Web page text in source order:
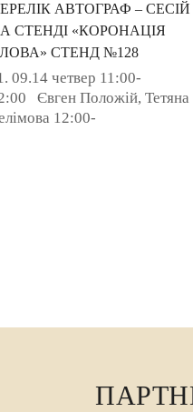
АВТОГРАФ – СЕСІЙ
СТЕНДІ «КОРОНАЦІЯ
СТЕНД №128
09.14 четвер 11:00-
Євген Положій, Тетяна
12:00-